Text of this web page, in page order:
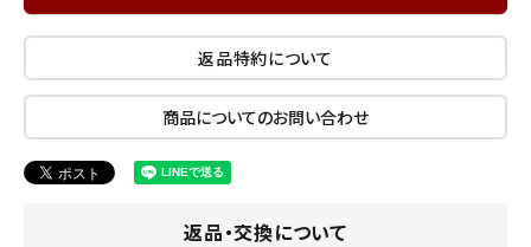
お問い合わせ
返品特約について
商品についてのお問い合わせ
返品・交換について